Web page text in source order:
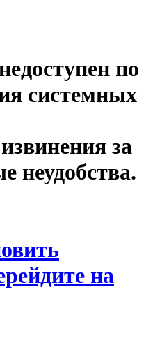
по
системных
за
неудобства.
на